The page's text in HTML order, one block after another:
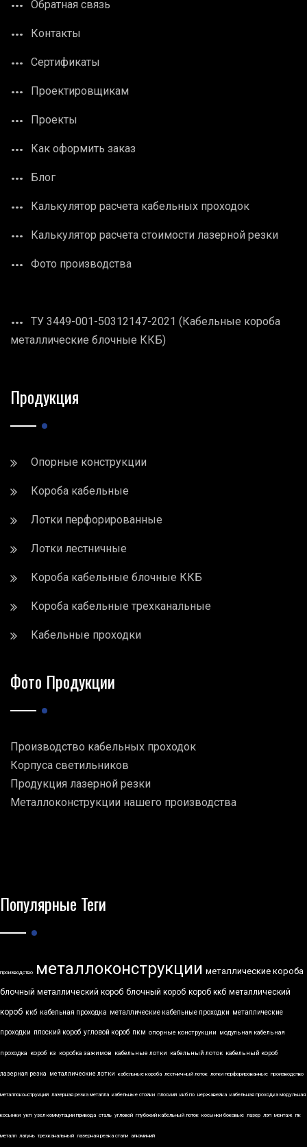
Обратная связь
Контакты
Сертификаты
Проектировщикам
Проекты
Как оформить заказ
Блог
Калькулятор расчета кабельных проходок
Калькулятор расчета стоимости лазерной резки
Фото производства
ТУ 3449-001-50312147-2021 (Кабельные короба
металлические блочные ККБ)
Продукция
Опорные конструкции
Короба кабельные
Лотки перфорированные
Лотки лестничные
Короба кабельные блочные ККБ
Короба кабельные трехканальные
Кабельные проходки
Фото Продукции
Производство кабельных проходок
Корпуса светильников
Продукция лазерной резки
Металлоконструкции нашего производства
Популярные Теги
производство металлоконструкции металлические короба
блочный металлический короб блочный короб короб ккб металлический
короб ккб кабельная проходка металлические кабельные проходки металлические
проходки плоский короб угловой короб пкм опорные конструкции модульная кабельная
проходка короб кз коробка зажимов кабельные лотки кабельный лоток кабельный короб
лазерная резка металлические лотки кабельные короба лестничный лоток лотки перфорированные производство
металлоконструкций лазерная резка металла кабельные стойки плоский ккб по нержавейка кабельная проходка модульная
косынки укп узел коммутации привода сталь угловой глубокий кабельный лоток косынки боковые лазер лэп монтаж пк
металл латунь трехканальный лазерная резка стали алюминий